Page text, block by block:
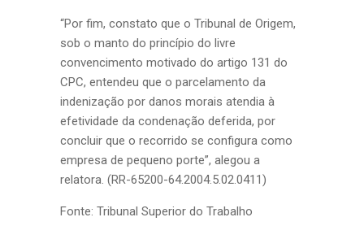
“Por fim, constato que o Tribunal de Origem,
sob o manto do princípio do livre
convencimento motivado do artigo 131 do
CPC, entendeu que o parcelamento da
indenização por danos morais atendia à
efetividade da condenação deferida, por
concluir que o recorrido se configura como
empresa de pequeno porte”, alegou a
relatora. (RR-65200-64.2004.5.02.0411)
Fonte: Tribunal Superior do Trabalho